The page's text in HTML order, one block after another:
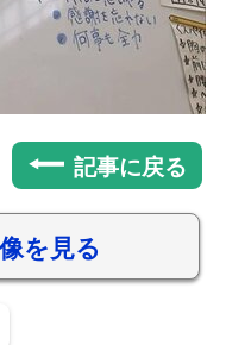
記事に戻る
を見る